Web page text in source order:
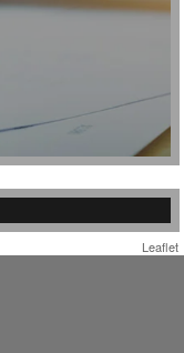
Leaflet